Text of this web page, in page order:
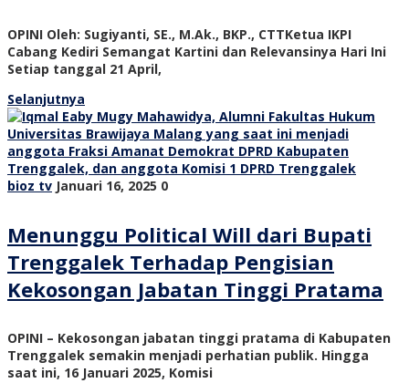
OPINI Oleh: Sugiyanti, SE., M.Ak., BKP., CTTKetua IKPI
Cabang Kediri Semangat Kartini dan Relevansinya Hari Ini
Setiap tanggal 21 April,
Selanjutnya
bioz tv Januari 16, 2025 0
Menunggu Political Will dari Bupati
Trenggalek Terhadap Pengisian
Kekosongan Jabatan Tinggi Pratama
OPINI – Kekosongan jabatan tinggi pratama di Kabupaten
Trenggalek semakin menjadi perhatian publik. Hingga
saat ini, 16 Januari 2025, Komisi